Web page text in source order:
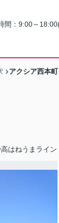
間：9:00～
アクシア西本町
はねうまライ